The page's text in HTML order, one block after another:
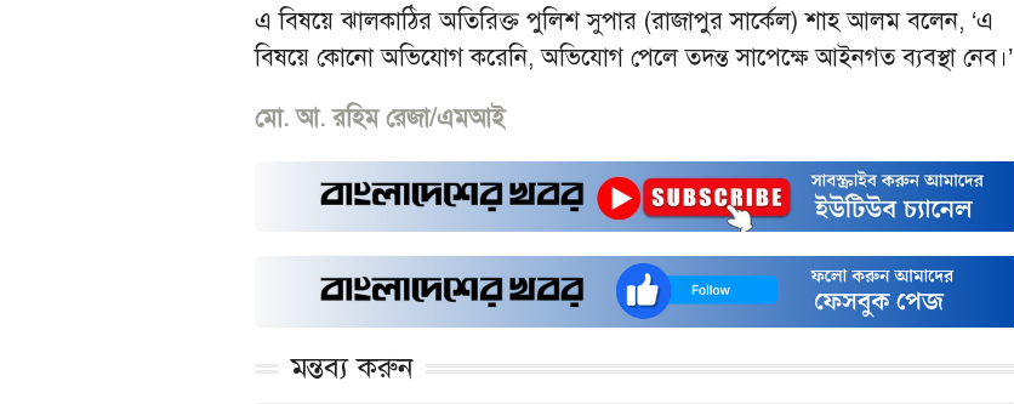
এ বিষয়ে ঝালকাঠির অতিরিক্ত পুলিশ সুপার (রাজাপুর সার্কেল) শাহ আলম বলেন, ‘এ
বিষয়ে কোনো অভিযোগ করেনি, অভিযোগ পেলে তদন্ত সাপেক্ষে আইনগত ব্যবস্থা নেব।’
মো. আ. রহিম রেজা/এমআই
মন্তব্য করুন